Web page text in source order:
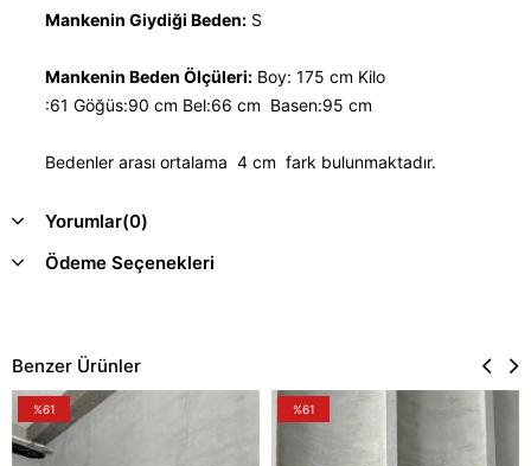
Mankenin Giydiği Beden: S
Mankenin Beden Ölçüleri: Boy: 175 cm Kilo
:61 Göğüs:90 cm Bel:66 cm Basen:95 cm
Bedenler arası ortalama 4 cm fark bulunmaktadır.
Yorumlar(0)
Ödeme Seçenekleri
Benzer Ürünler
%61 %61